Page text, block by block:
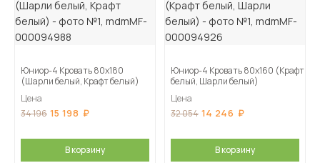
Юниор-4 Кровать 80х180
(Шарли белый, Крафт белый)
Цена
34 196 15 198
В корзину
Юниор-4 Кровать 80х160 (Крафт
белый, Шарли белый)
Цена
32 054 14 246
В корзину